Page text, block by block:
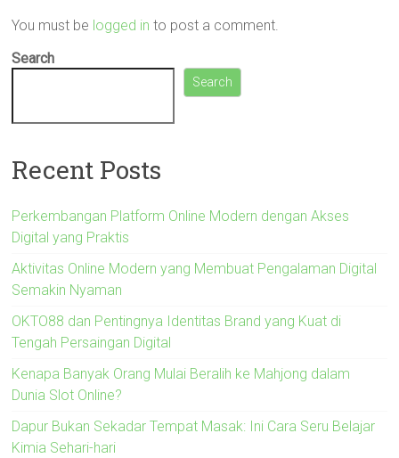
You must be logged in to post a comment.
Search
Search
Recent Posts
Perkembangan Platform Online Modern dengan Akses
Digital yang Praktis
Aktivitas Online Modern yang Membuat Pengalaman Digital
Semakin Nyaman
OKTO88 dan Pentingnya Identitas Brand yang Kuat di
Tengah Persaingan Digital
Kenapa Banyak Orang Mulai Beralih ke Mahjong dalam
Dunia Slot Online?
Dapur Bukan Sekadar Tempat Masak: Ini Cara Seru Belajar
Kimia Sehari-hari